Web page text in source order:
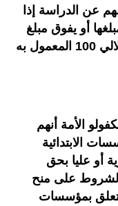
عن الدراسة إذا
أو يفوق مبلغ
الأجرة الأساسية المنفذ للرقم الاستدلالي 100 المعمول به
الأمة أنهم
الابتدائية
أو عليا بحق
على منح
بمؤسسات